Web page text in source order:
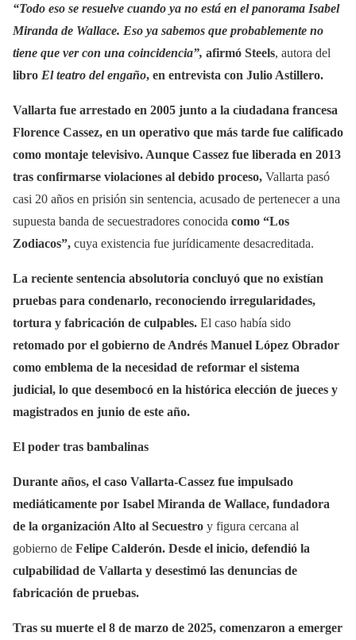
“Todo eso se resuelve cuando ya no está en el panorama Isabel
Miranda de Wallace. Eso ya sabemos que probablemente no
tiene que ver con una coincidencia”, afirmó Steels, autora del
libro El teatro del engaño, en entrevista con Julio Astillero.
Vallarta fue arrestado en 2005 junto a la ciudadana francesa
Florence Cassez, en un operativo que más tarde fue calificado
como montaje televisivo. Aunque Cassez fue liberada en 2013
tras confirmarse violaciones al debido proceso, Vallarta pasó
casi 20 años en prisión sin sentencia, acusado de pertenecer a una
supuesta banda de secuestradores conocida como “Los
Zodiacos”, cuya existencia fue jurídicamente desacreditada.
La reciente sentencia absolutoria concluyó que no existían
pruebas para condenarlo, reconociendo irregularidades,
tortura y fabricación de culpables. El caso había sido
retomado por el gobierno de Andrés Manuel López Obrador
como emblema de la necesidad de reformar el sistema
judicial, lo que desembocó en la histórica elección de jueces y
magistrados en junio de este año.
El poder tras bambalinas
Durante años, el caso Vallarta-Cassez fue impulsado
mediáticamente por Isabel Miranda de Wallace, fundadora
de la organización Alto al Secuestro y figura cercana al
gobierno de Felipe Calderón. Desde el inicio, defendió la
culpabilidad de Vallarta y desestimó las denuncias de
fabricación de pruebas.
Tras su muerte el 8 de marzo de 2025, comenzaron a emerger